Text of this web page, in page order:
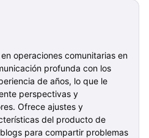
operaciones comunitarias en
profunda con los
de años, lo que le
perspectivas y
Ofrece ajustes y
del producto de
para compartir problemas